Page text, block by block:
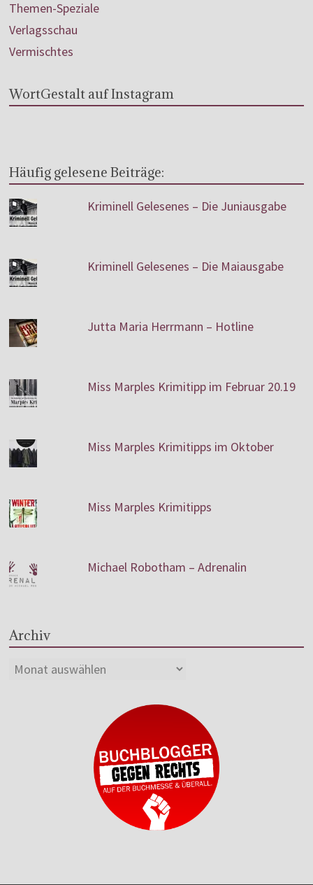
Themen-Speziale
Verlagsschau
Vermischtes
WortGestalt auf Instagram
Häufig gelesene Beiträge:
Kriminell Gelesenes – Die Juniausgabe
Kriminell Gelesenes – Die Maiausgabe
Jutta Maria Herrmann – Hotline
Miss Marples Krimitipp im Februar 20.19
Miss Marples Krimitipps im Oktober
Miss Marples Krimitipps
Michael Robotham – Adrenalin
Archiv